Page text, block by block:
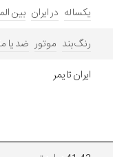
یکساله در ایران بین
رنگ بند موتور ضد یا
ایران تایمر